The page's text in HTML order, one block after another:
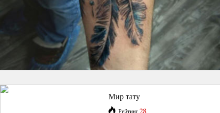
Мир тату
Рейтинг28